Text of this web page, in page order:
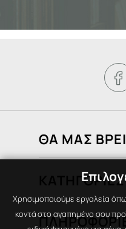

ΘΑ ΜΑΣ
info@areti-books.gr
ΚΑΤΗΓΟΡΙΕΣ
Χρησιμοποιούμε εργαλεία
κοντά στο αγαπημένο σου